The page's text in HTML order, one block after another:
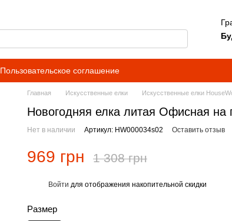
Пользовательское соглашение
Главная Искусственные елки Искусственные елки
Новогодняя елка литая Офисная на
Нет в наличии Артикул: HW000034s02 Оставить отзыв
969 грн 1 308 грн
Войти для отображения накопительной скидки
Размер